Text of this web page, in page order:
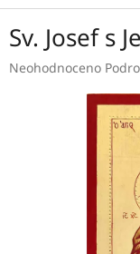
Sv. Josef s
Průměrné
Neohodnoceno